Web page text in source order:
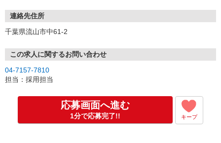
面接の際は履歴書（写真貼付）をご持参ください。
連絡先住所
千葉県流山市中61-2
この求人に関するお問い合わせ
04-7157-7810
担当：採用担当
応募画面へ進む
1分で応募完了!! キープ